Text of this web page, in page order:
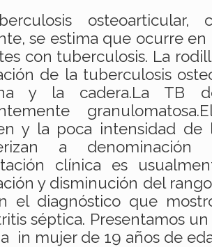
osteoarticular,
se estima que ocurre
con tuberculosis. La
de la tuberculosis
y la cadera.La TB
y la poca intensidad de
a
clínica es
y disminución del
el diagnóstico que
séptica. Presentamos
in mujer de 19 años de